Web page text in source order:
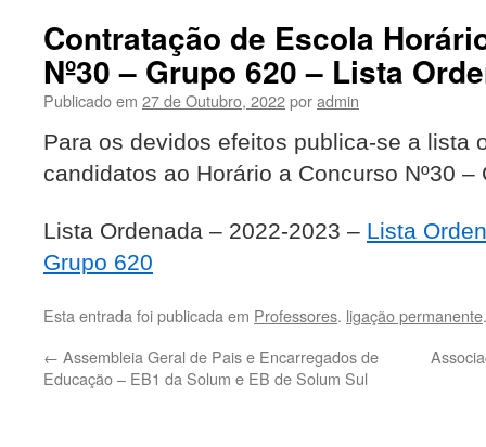
Contratação de Escola
Nº30 – Grupo 620 – Lista
Publicado em 27 de Outubro, 2022poradmin
Para os devidos efeitos publica-se a lista
candidatos ao Horário a Concurso Nº30 –
Lista Ordenada – 2022-2023 – Lista
Grupo 620
Esta entrada foi publicada em Professores. ligação permanente.
← Assembleia Geral de Pais e Encarregados de
Educação – EB1 da Solum e EB de Solum Sul